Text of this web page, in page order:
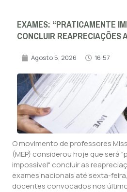
EXAMES: “PRATICAMENTE
CONCLUIR REAPRECIAÇÕES
Agosto 5, 2026 16:57
O movimento de professores
(MEP) considerou hoje que será
impossível" concluir as
exames nacionais até sexta-
docentes convocados nos